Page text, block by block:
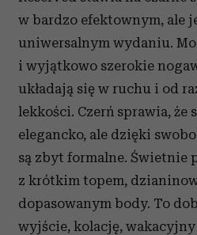
w bardzo efektownym, ale
uniwersalnym wydaniu.
i wyjątkowo szerokie
układają się w ruchu i od
lekkości. Czerń sprawia, że
elegancko, ale dzięki
są zbyt formalne. Świetnie
z krótkim topem,
dopasowanym body. To
wyjście, kolację,